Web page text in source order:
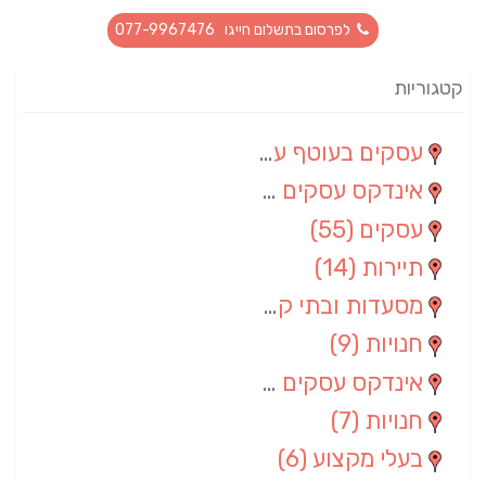
לפרסום בתשלום חייגו 077-9967476
קטגוריות
עסקים בעוטף עזה
אינדקס עסקים מרחבי
עסקים (55)
תיירות (14)
מסעדות ובתי קפה
חנויות (9)
אינדקס עסקים ארצי
חנויות (7)
בעלי מקצוע (6)